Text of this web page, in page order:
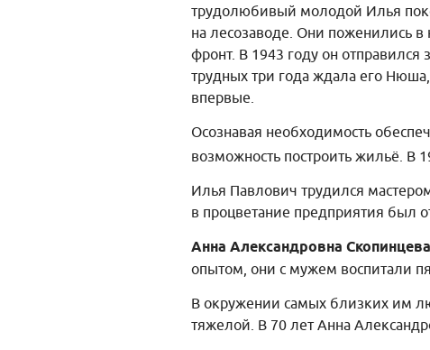
трудолюбивый молодой Илья
на лесозаводе. Они поженились
фронт. В 1943 году он
трудных три года ждала его
впервые.
Осознавая необходимость
возможность построить жильё. В
Илья Павлович трудился
в процветание предприятия был
Анна Александровна Скопинцева
опытом, они с мужем воспитали
В окружении самых близких им
тяжелой. В 70 лет Анна